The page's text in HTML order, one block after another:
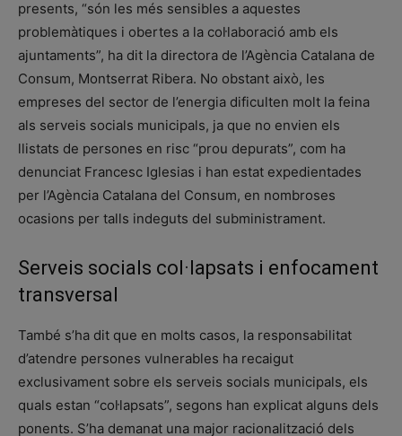
presents, “són les més sensibles a aquestes
problemàtiques i obertes a la col·laboració amb els
ajuntaments”, ha dit la directora de l’Agència Catalana de
Consum, Montserrat Ribera. No obstant això, les
empreses del sector de l’energia dificulten molt la feina
als serveis socials municipals, ja que no envien els
llistats de persones en risc “prou depurats”, com ha
denunciat Francesc Iglesias i han estat expedientades
per l’Agència Catalana del Consum, en nombroses
ocasions per talls indeguts del subministrament.
Serveis socials col·lapsats i enfocament
transversal
També s’ha dit que en molts casos, la responsabilitat
d’atendre persones vulnerables ha recaigut
exclusivament sobre els serveis socials municipals, els
quals estan “col·lapsats”, segons han explicat alguns dels
ponents. S’ha demanat una major racionalització dels